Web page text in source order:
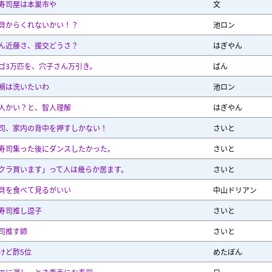
司屋は本巣市や
文
からくれないかい！？
池ロン
近藤さ、援交どうさ？
はぎやん
3万匹を、穴子さん万引き。
ばん
は洗いたいわ
池ロン
かい？と、智人理解
はぎやん
、家内の背中を押すしかない！
さいと
司集った後にダンスしたかった。
さいと
ラ買います」って人は幾らか居ます。
さいと
を食べて見るがいい
中山ドリアン
司推し逗子
さいと
推す師
さいと
ど酢5位
めたぼん